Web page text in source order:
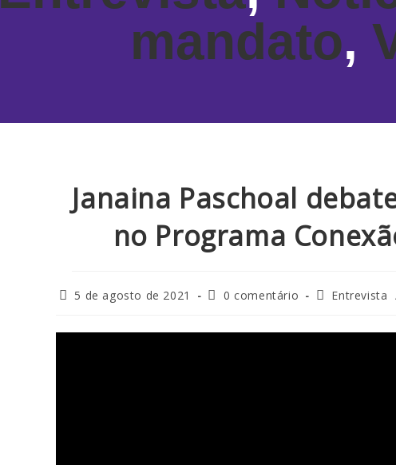
mandato,
Janaina Paschoal
no Programa
5 de agosto de 2021 0 comentário Entrevista